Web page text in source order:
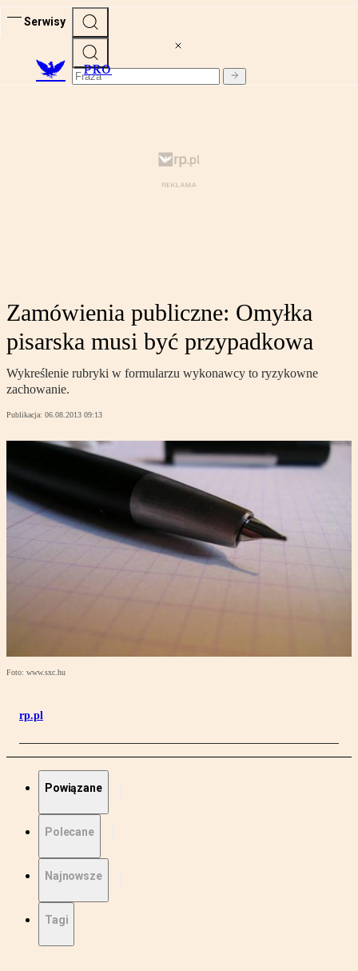
Serwisy
PRO
Zamówienia publiczne: Omyłka
pisarska musi być przypadkowa
Wykreślenie rubryki w formularzu wykonawcy to ryzykowne
zachowanie.
Publikacja: 06.08.2013 09:13
Foto: www.sxc.hu
rp.pl
Powiązane
Polecane
Najnowsze
Tagi